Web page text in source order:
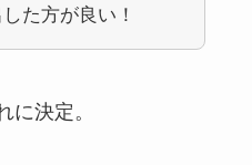
た方が良い！
に決定。